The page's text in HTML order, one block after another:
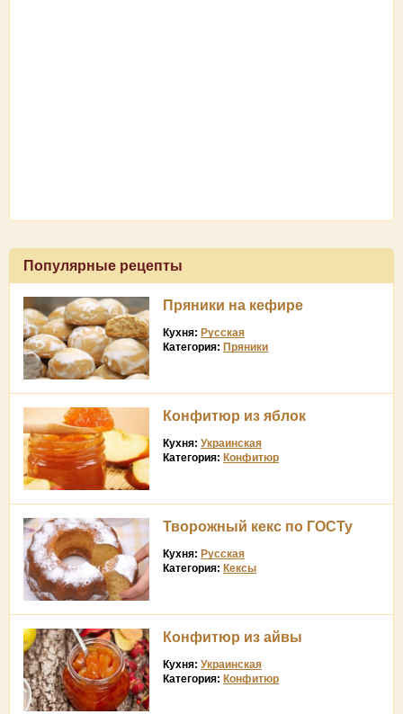
Популярные рецепты
Пряники на кефире
Кухня: Русская
Категория: Пряники
Конфитюр из яблок
Кухня: Украинская
Категория: Конфитюр
Творожный кекс по ГОСТу
Кухня: Русская
Категория: Кексы
Конфитюр из айвы
Кухня: Украинская
Категория: Конфитюр